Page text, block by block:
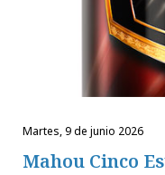
martes, 9 de junio 2026
Mahou Cinco